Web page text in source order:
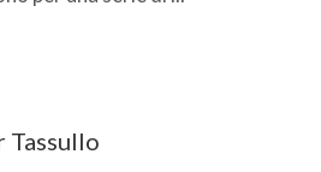
Tassullo